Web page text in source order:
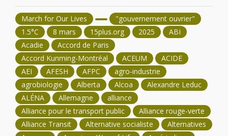
March for Our Lives
"gouvernement ouvrier"
1.5°C
8 mars 15plus.org 2025
ABI
Acadie
Accord de Paris
Accord Kunming-Montréal
ACEUM
ACIDE
AEI
AFESH AFPC
agro-industrie
agrobiologie
Alberta Alcoa
Alexandre Leduc
ALÉNA
Allemagne
alliance
Alliance pour le transport public
Alliance rouge-verte
Alliance Transit
Alternative socialiste
Alternatives